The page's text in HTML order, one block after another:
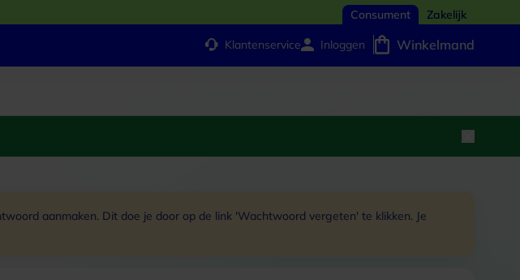
Consument Zakelijk
Klantenservice Inloggen Winkelmand
aanmaken. Dit doe je door op de link 'Wachtwoord vergeten' te klikken. Je